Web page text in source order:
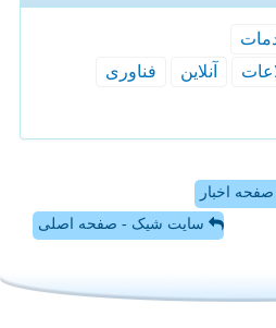
آنلاین
فناوری
صفحه اخبار
سایت شیک - صفحه اصلی